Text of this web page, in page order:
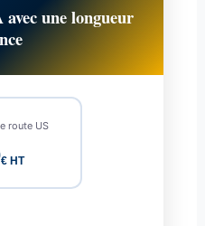
avec une longueur
route US
€ HT